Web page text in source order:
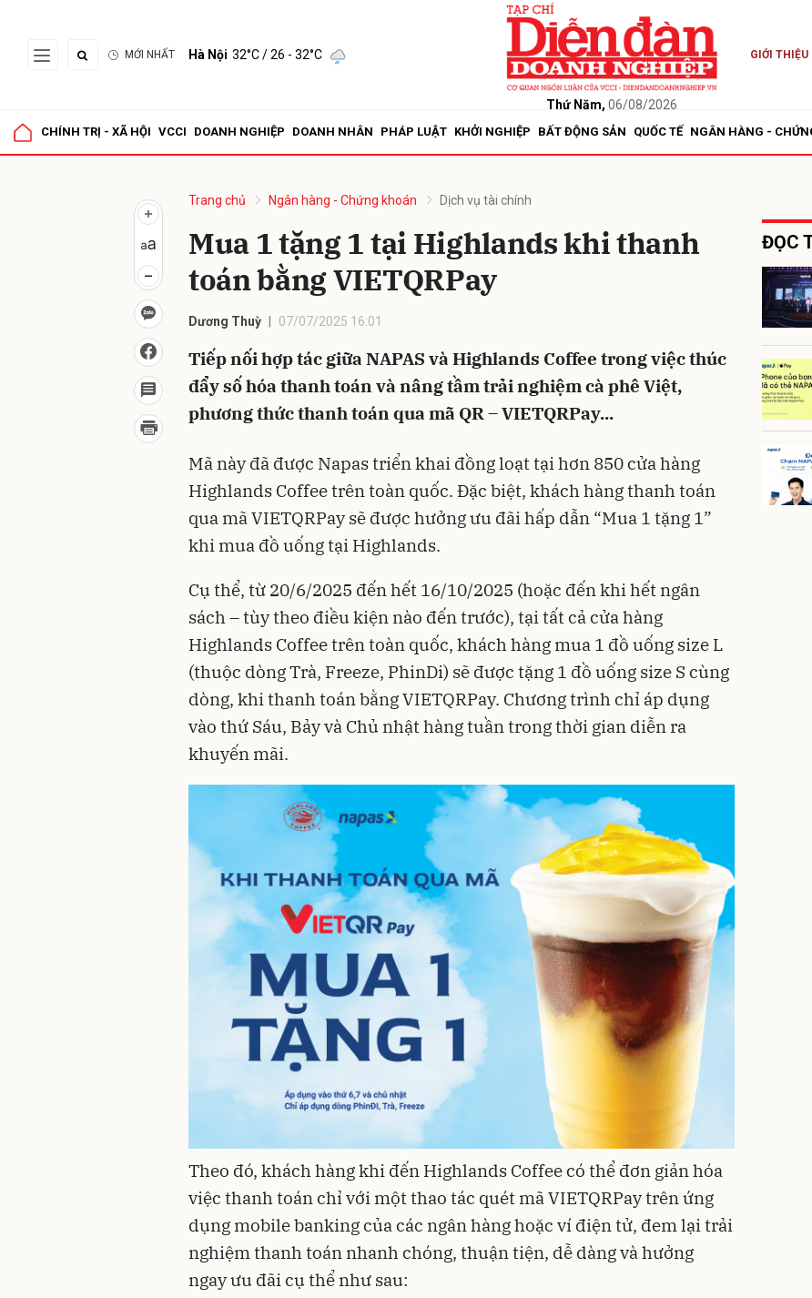
MỚI NHẤT Hà Nội 32°C/ 26 - 32°C
Thứ Năm, 06/08/2026
GIỚI THIỆU
CHÍNH TRỊ - XÃ HỘI VCCI DOANH NGHIỆP DOANH NHÂN PHÁP LUẬT KHỞI NGHIỆP BẤT ĐỘNG SẢN QUỐC TẾ NGÂN HÀNG -
Trang chủ Ngân hàng - Chứng khoán Dịch vụ tài chính
Mua 1 tặng 1 tại Highlands khi thanh
toán bằng VIETQRPay
Dương Thuỳ 07/07/2025 16:01
Tiếp nối hợp tác giữa NAPAS và Highlands Coffee trong việc thúc
đẩy số hóa thanh toán và nâng tầm trải nghiệm cà phê Việt,
phương thức thanh toán qua mã QR – VIETQRPay...
Mã này đã được Napas triển khai đồng loạt tại hơn 850 cửa hàng
Highlands Coffee trên toàn quốc. Đặc biệt, khách hàng thanh toán
qua mã VIETQRPay sẽ được hưởng ưu đãi hấp dẫn “Mua 1 tặng 1”
khi mua đồ uống tại Highlands.
Cụ thể, từ 20/6/2025 đến hết 16/10/2025 (hoặc đến khi hết ngân
sách – tùy theo điều kiện nào đến trước), tại tất cả cửa hàng
Highlands Coffee trên toàn quốc, khách hàng mua 1 đồ uống size L
(thuộc dòng Trà, Freeze, PhinDi) sẽ được tặng 1 đồ uống size S cùng
dòng, khi thanh toán bằng VIETQRPay. Chương trình chỉ áp dụng
vào thứ Sáu, Bảy và Chủ nhật hàng tuần trong thời gian diễn ra
khuyến mãi.
Theo đó, khách hàng khi đến Highlands Coffee có thể đơn giản hóa
việc thanh toán chỉ với một thao tác quét mã VIETQRPay trên ứng
dụng mobile banking của các ngân hàng hoặc ví điện tử, đem lại trải
nghiệm thanh toán nhanh chóng, thuận tiện, dễ dàng và hưởng
ngay ưu đãi cụ thể như sau:
ĐỌC